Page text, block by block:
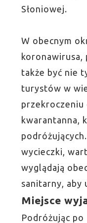
Słoniowej.
W obecnym
koronawirusa,
także być nie
turystów w
przekroczeniu
kwarantanna,
wycieczki,
wyglądają
sanitarny, aby
Miejsce
Podróżując